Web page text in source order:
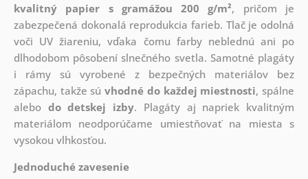
kvalitný papier s gramážou 200 g/m², pričom je
zabezpečená dokonalá reprodukcia farieb. Tlač je odolná
voči UV žiareniu, vďaka čomu farby neblednú ani po
dlhodobom pôsobení slnečného svetla. Samotné plagáty
i rámy sú vyrobené z bezpečných materiálov bez
zápachu, takže súvhodné do každej miestnosti, spálne
alebo do detskej izby. Plagáty aj napriek kvalitným
materiálom neodporúčame umiestňovať na miesta s
vysokou vlhkosťou.
Jednoduché zavesenie